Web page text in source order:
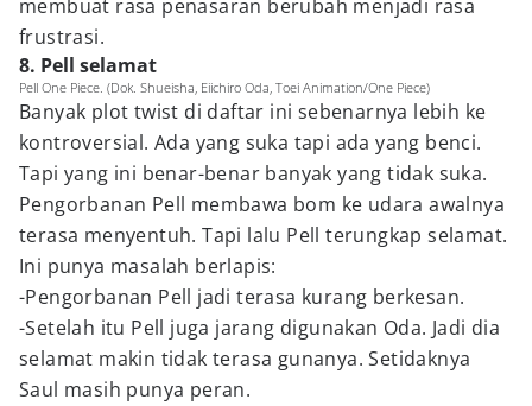
membuat rasa penasaran berubah menjadi rasa
frustrasi.
8. Pell selamat
Pell One Piece. (Dok. Shueisha, Eiichiro Oda, Toei Animation/One Piece)
Banyak plot twist di daftar ini sebenarnya lebih ke
kontroversial. Ada yang suka tapi ada yang benci.
Tapi yang ini benar-benar banyak yang tidak suka.
Pengorbanan Pell membawa bom ke udara awalnya
terasa menyentuh. Tapi lalu Pell terungkap selamat.
Ini punya masalah berlapis:
-Pengorbanan Pell jadi terasa kurang berkesan.
-Setelah itu Pell juga jarang digunakan Oda. Jadi dia
selamat makin tidak terasa gunanya. Setidaknya
Saul masih punya peran.